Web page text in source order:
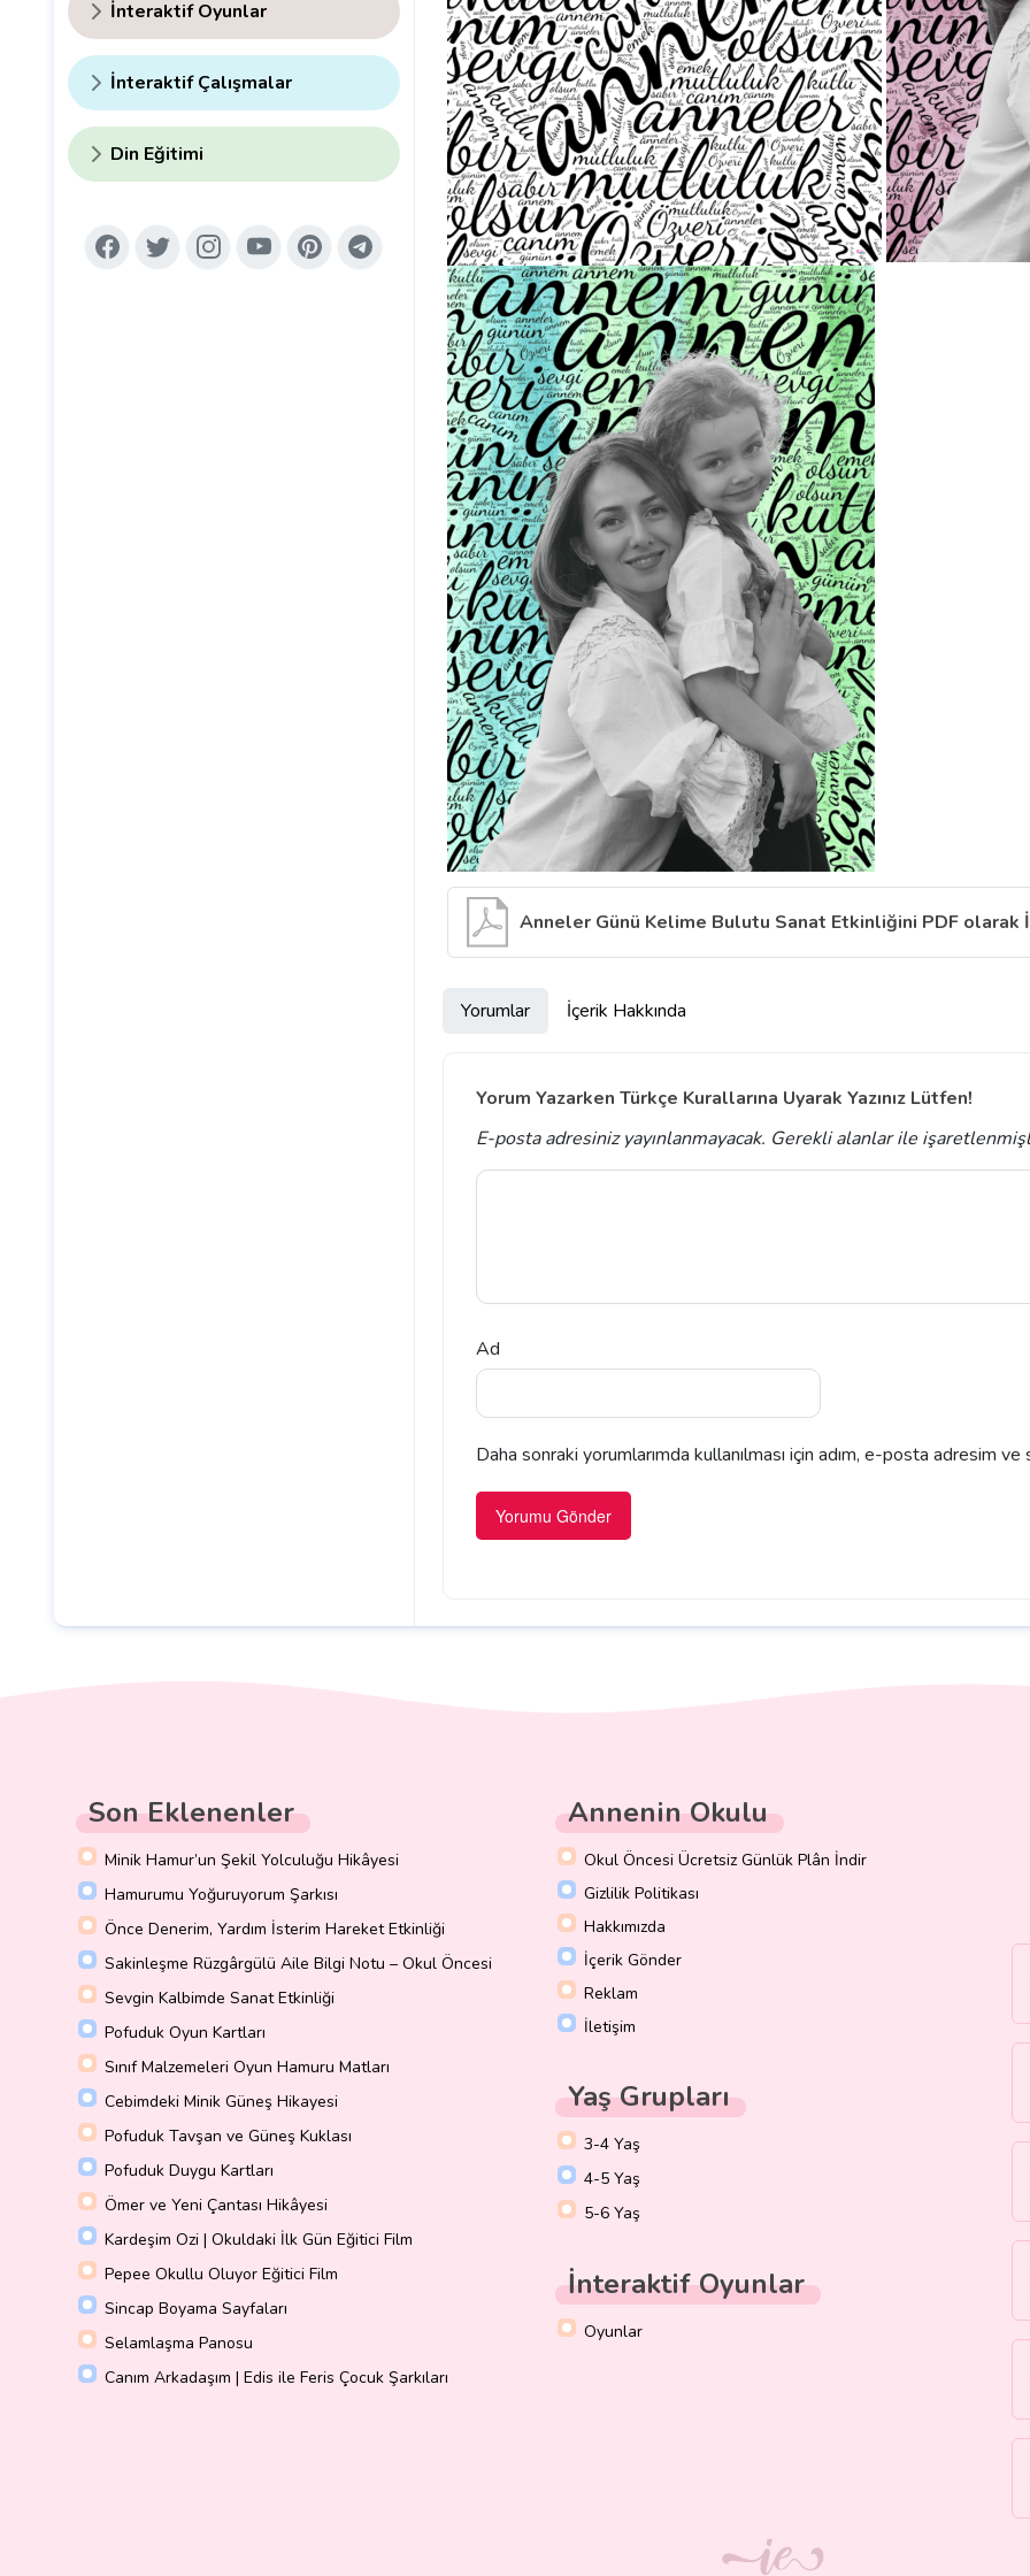
İnteraktif Oyunlar
İnteraktif Çalışmalar
Din Eğitimi
Anneler Günü Kelime Bulutu Sanat Etkinliğini PDF olarak
Yorumlar İçerik Hakkında
Yorum Yazarken Türkçe Kurallarına Uyarak Yazınız Lütfen!
E-posta adresiniz yayınlanmayacak. Gerekli alanlarile
Ad
Daha sonraki yorumlarımda kullanılması için adım, e-posta adresim
Son Eklenenler
Minik Hamur’un Şekil Yolculuğu Hikâyesi
Hamurumu Yoğuruyorum Şarkısı
Önce Denerim, Yardım İsterim Hareket Etkinliği
Sakinleşme Rüzgârgülü Aile Bilgi Notu – Okul Öncesi
Sevgin Kalbimde Sanat Etkinliği
Pofuduk Oyun Kartları
Sınıf Malzemeleri Oyun Hamuru Matları
Cebimdeki Minik Güneş Hikayesi
Pofuduk Tavşan ve Güneş Kuklası
Pofuduk Duygu Kartları
Ömer ve Yeni Çantası Hikâyesi
Kardeşim Ozi | Okuldaki İlk Gün Eğitici Film
Pepee Okullu Oluyor Eğitici Film
Sincap Boyama Sayfaları
Selamlaşma Panosu
Canım Arkadaşım | Edis ile Feris Çocuk Şarkıları
Annenin Okulu
Okul Öncesi Ücretsiz Günlük Plân İndir
Gizlilik Politikası
Hakkımızda
İçerik Gönder
Reklam
İletişim
Yaş Grupları
3-4 Yaş
4-5 Yaş
5-6 Yaş
İnteraktif Oyunlar
Oyunlar